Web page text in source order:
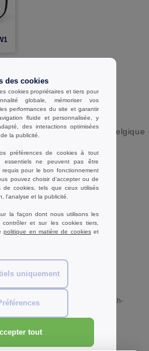
et au détailchez Ntextil Belgique
Service Client
ventes@ntextil.be
02 586 21 98
Lundi - Jeudi : 10h-13h & 14h-
des cookies
cookies propriétaires et tiers pour
globale, mémoriser vos
performances du site et garantir
fluide et personnalisée, y
des interactions optimisées
la publicité.
préférences de cookies à tout
essentiels ne peuvent pas être
pour le bon fonctionnement
pouvez choisir d’accepter ou de
de cookies, tels que ceux utilisés
l'analyse et la publicité.
la façon dont nous utilisons les
contrôler et sur les cookies tiers,
politique en matière de cookieset
uniquement
tout